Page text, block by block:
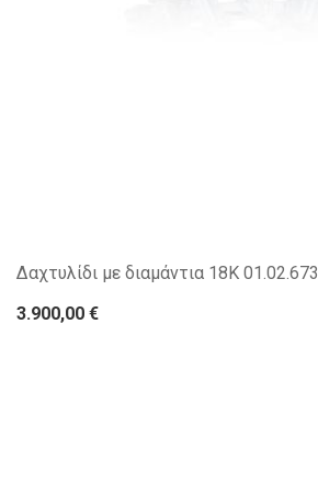
Δαχτυλίδι με διαμάντια 18Κ 01.02.673
3.900,00 €